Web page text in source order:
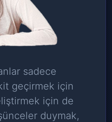
sadece
geçirmek için
için de
duymak,